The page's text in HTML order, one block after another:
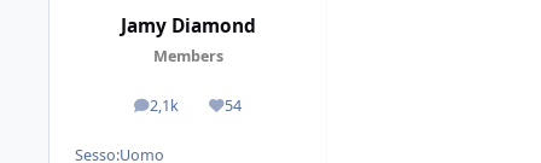
Jamy Diamond
Members
2,1k
messaggi54
Reputazione
Sesso:Uomo